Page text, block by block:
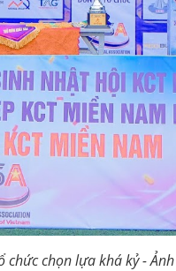
chọn lựa khá kỷ - Ảnh